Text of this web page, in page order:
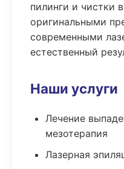
пилинги и чистки
оригинальными
современными
естественный
Наши услуги
Лечение
мезотерапия
Лазерная